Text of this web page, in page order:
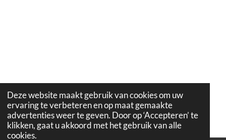
Deze website maakt gebruik van cookies om uw
ervaring te verbeteren en op maat gemaakte
advertenties weer te geven. Door op ‘Accepteren’ te
klikken, gaat u akkoord met het gebruik van alle
cookies.